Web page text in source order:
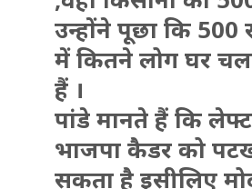
उन्होंने पूछा कि 500
में कितने लोग घर
हैं ।
पांडे मानते हैं कि
भाजपा कैडर को
सकता है इसीलिए